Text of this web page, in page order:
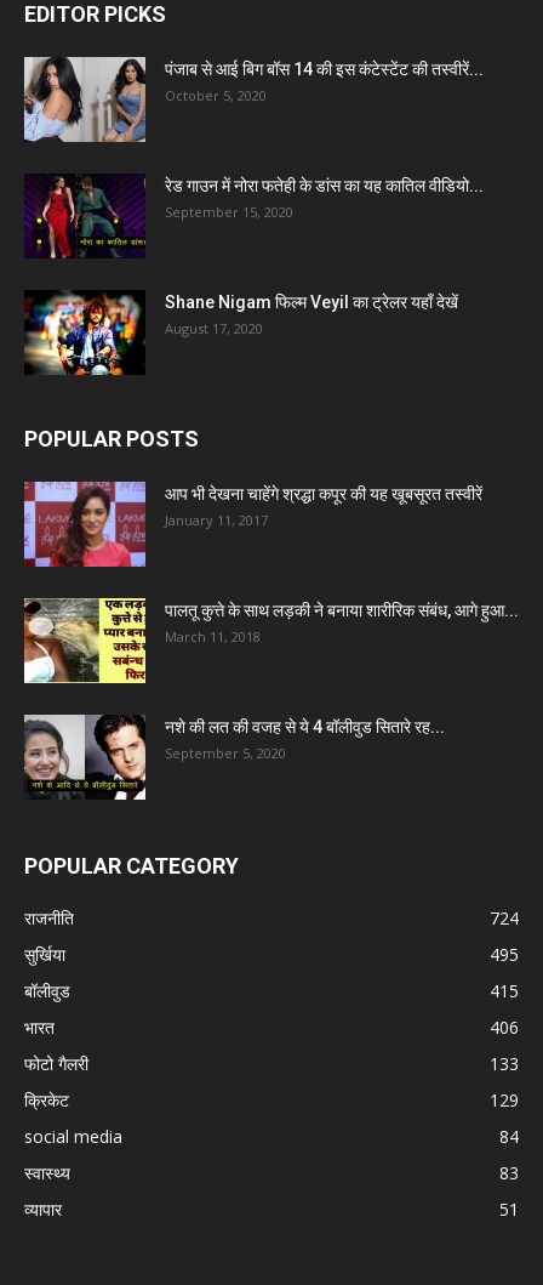
EDITOR PICKS
पंजाब से आई बिग बॉस 14 की इस कंटेस्टेंट की तस्वीरें...
October 5, 2020
रेड गाउन में नोरा फतेही के डांस का यह कातिल वीडियो...
September 15, 2020
Shane Nigam फिल्म Veyil का ट्रेलर यहाँ देखें
August 17, 2020
POPULAR POSTS
आप भी देखना चाहेंगे श्रद्धा कपूर की यह खूबसूरत तस्वीरें
January 11, 2017
पालतू कुत्ते के साथ लड़की ने बनाया शारीरिक संबंध, आगे हुआ...
March 11, 2018
नशे की लत की वजह से ये 4 बॉलीवुड सितारे रह...
September 5, 2020
POPULAR CATEGORY
राजनीति
724
सुर्खिया
495
बॉलीवुड
415
भारत
406
फोटो गैलरी
133
क्रिकेट
129
social media
84
स्वास्थ्य
83
व्यापार
51